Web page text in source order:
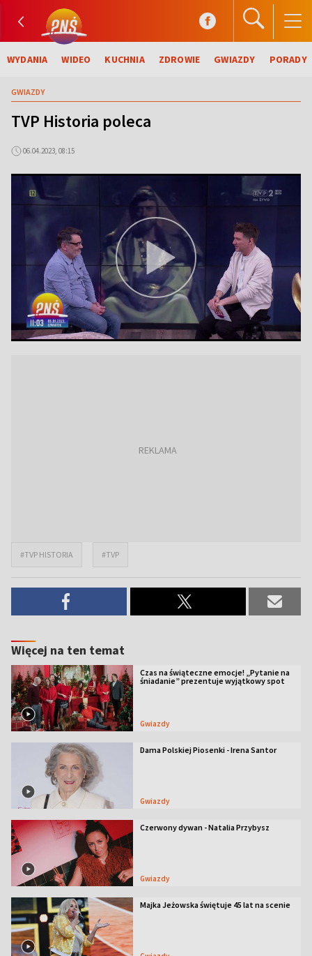
WYDANIA WIDEO KUCHNIA ZDROWIE GWIAZDY PORADY
GWIAZDY
TVP Historia poleca
06.04.2023, 08:15
#TVP HISTORIA #TVP
Więcej na ten temat
Czas na świąteczne emocje! „Pytanie na
śniadanie” prezentuje wyjątkowy spot
Gwiazdy
Dama Polskiej Piosenki - Irena Santor
Gwiazdy
Czerwony dywan - Natalia Przybysz
Gwiazdy
Majka Jeżowska świętuje 45 lat na scenie